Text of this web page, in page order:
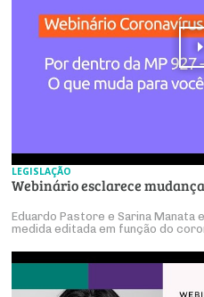
LEGISLAÇÃO
Webinário esclarece
Eduardo Pastore e Sarina Manata
medida editada em função do